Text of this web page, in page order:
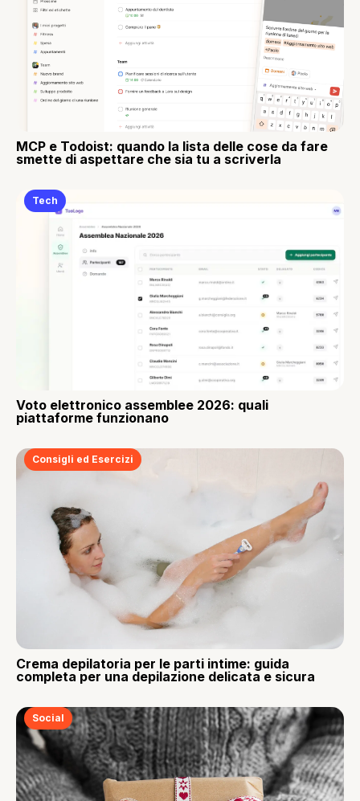
MCP e Todoist: quando la lista delle cose da fare
smette di aspettare che sia tu a scriverla
Tech
Voto elettronico assemblee 2026: quali
piattaforme funzionano
Consigli ed Esercizi
Crema depilatoria per le parti intime: guida
completa per una depilazione delicata e sicura
Social